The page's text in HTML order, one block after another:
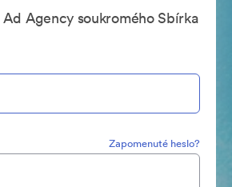
Agency soukromého Sbírka
Zapomenuté heslo?